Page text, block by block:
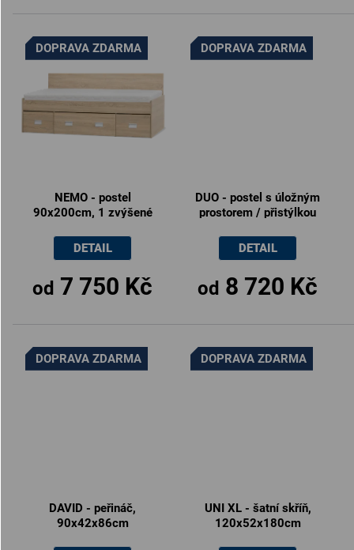
DOPRAVA ZDARMA
NEMO - postel
90x200cm, 1 zvýšené
od 7 750 Kč
DETAIL
DOPRAVA ZDARMA
DUO - postel s úložným
prostorem / přistýlkou
zadní čelo (včetně roštu)
od 8 720 Kč
DETAIL
DOPRAVA ZDARMA
DAVID - peřináč,
90x42x86cm
DOPRAVA ZDARMA
UNI XL - šatní skříň,
120x52x180cm